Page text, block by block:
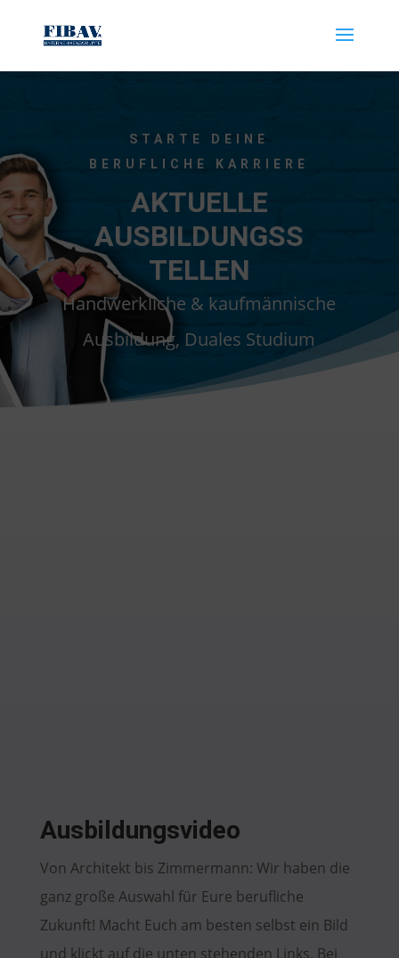
STARTE DEINE
BERUFLICHE KARRIERE
AKTUELLE
AUSBILDUNGSS
TELLEN
Handwerkliche & kaufmännische
Ausbildung, Duales Studium
Ausbildungsvideo
Von Architekt bis Zimmermann: Wir haben die
ganz große Auswahl für Eure berufliche
Zukunft! Macht Euch am besten selbst ein Bild
und klickt auf die unten stehenden Links. Bei